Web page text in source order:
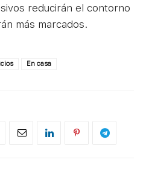
reducirán el contorno
más marcados.
En casa